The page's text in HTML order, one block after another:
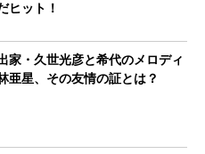
ヒット！
家・久世光彦と希代のメロディ
亜星、その友情の証とは？